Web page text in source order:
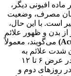
ماده افیونی دیگر،
مصرف، وضعیت
است. با این حال،
بدن و ظهور علائم
می‌گویند، معمولاً
شدت علائم به
تدریج کاهش می‌یابد. علائم ترک تریاک معمولاً در عرض ۶ تا ۱۲
روزهای دوم و